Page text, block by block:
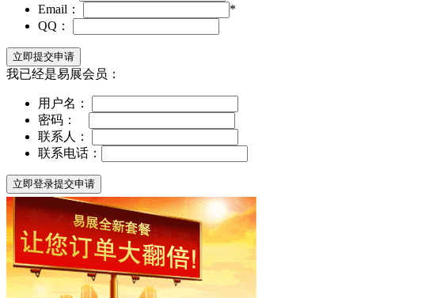
Email：
*
QQ：
我已经是易展会员：
用户名：
密码：
联系人：
联系电话：